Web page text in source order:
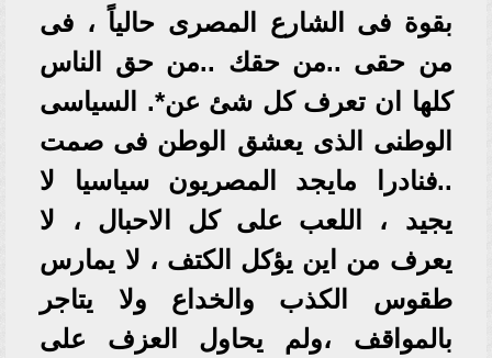
بقوة فى الشارع المصرى حالياً ، فى
من حقى ..من حقك ..من حق الناس
كلها ان تعرف كل شئ عن*. السياسى
الوطنى الذى يعشق الوطن فى صمت
..فنادرا مايجد المصريون سياسيا لا
يجيد ، اللعب على كل الاحبال ، لا
يعرف من اين يؤكل الكتف ، لا يمارس
طقوس الكذب والخداع ولا يتاجر
بالمواقف ،ولم يحاول العزف على